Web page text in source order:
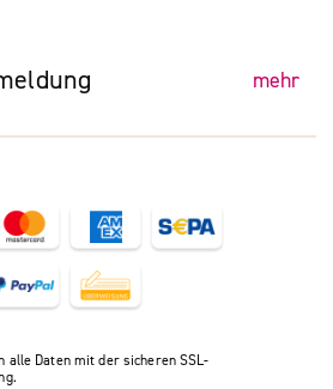
alle Daten mit der sicheren SSL-
mehr